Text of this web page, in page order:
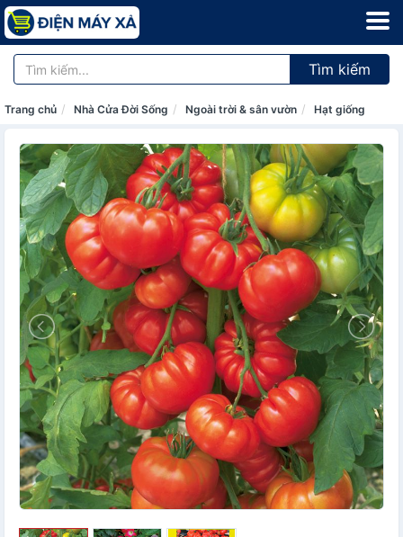
Tìm kiếm
Trang chủ Nhà Cửa Đời Sống Ngoài trời & sân vườn Hạt giống